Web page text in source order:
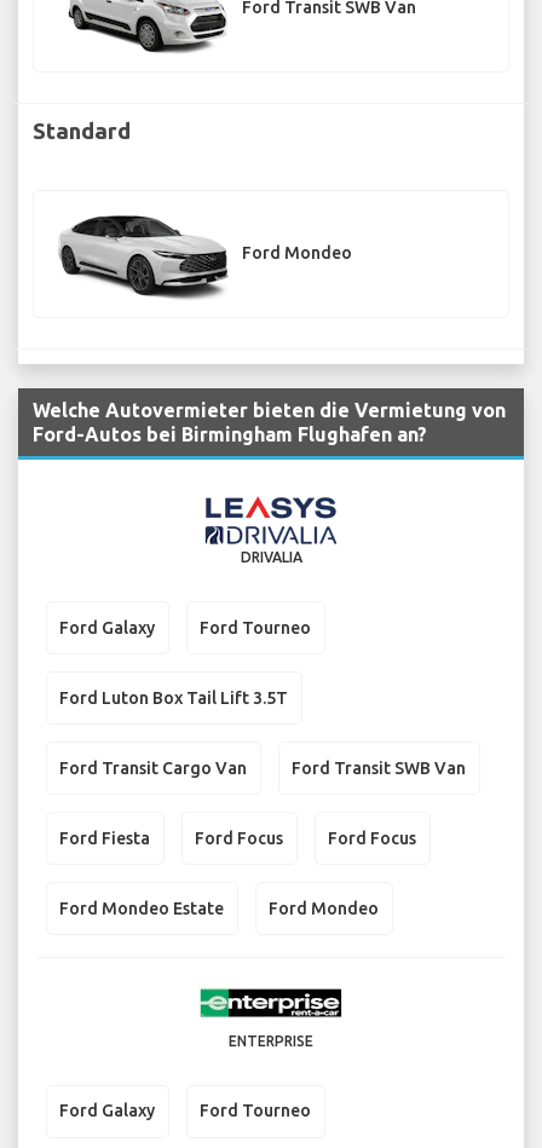
Ford Transit SWB Van
Standard
Ford Mondeo
Welche Autovermieter bieten die Vermietung von
Ford-Autos bei Birmingham Flughafen an?
DRIVALIA
Ford Galaxy Ford Tourneo
Ford Luton Box Tail Lift 3.5T
Ford Transit Cargo Van Ford Transit SWB Van
Ford Fiesta Ford Focus Ford Focus
Ford Mondeo Estate Ford Mondeo
ENTERPRISE
Ford Galaxy Ford Tourneo